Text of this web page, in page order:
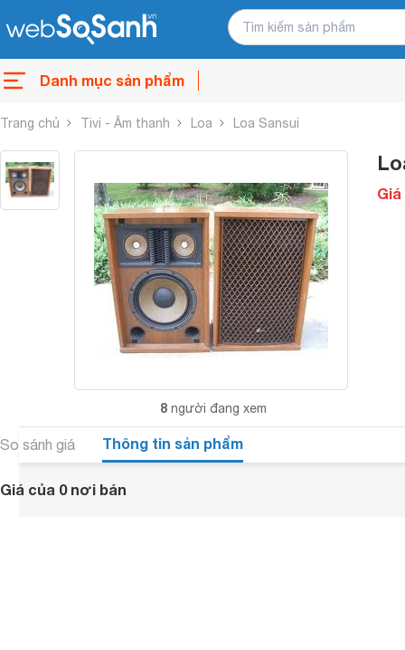
Danh mục sản phẩm
Trang chủ Tivi - Âm thanh Loa Loa Sansui
8 người đang xem
So sánh giá Thông tin sản phẩm
Giá của 0 nơi bán